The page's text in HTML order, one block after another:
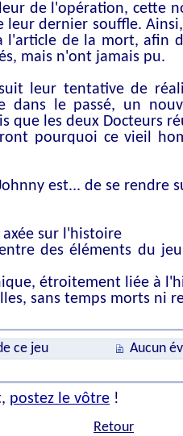
de l'opération, cette
leur dernier souffle.
l'article de la mort, afin
mais n'ont jamais pu.
leur tentative de
dans le passé, un
que les deux Docteurs
pourquoi ce vieil
est... de se rendre
sur l'histoire
des éléments du
étroitement liée à
sans temps morts ni
ce jeu
Aucun
postez le vôtre !
Retour